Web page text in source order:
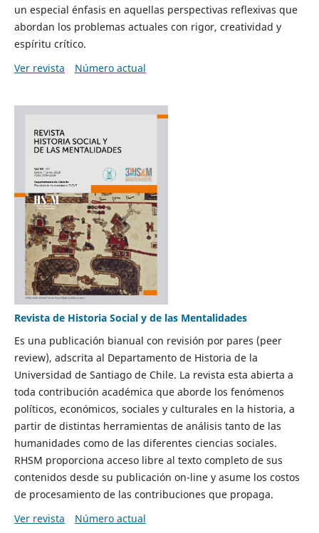
un especial énfasis en aquellas perspectivas reflexivas que
abordan los problemas actuales con rigor, creatividad y
espíritu crítico.
Ver revista
Número actual
Revista de Historia Social y de las Mentalidades
Es una publicación bianual con revisión por pares (peer
review), adscrita al Departamento de Historia de la
Universidad de Santiago de Chile. La revista esta abierta a
toda contribución académica que aborde los fenómenos
políticos, económicos, sociales y culturales en la historia, a
partir de distintas herramientas de análisis tanto de las
humanidades como de las diferentes ciencias sociales.
RHSM proporciona acceso libre al texto completo de sus
contenidos desde su publicación on-line y asume los costos
de procesamiento de las contribuciones que propaga.
Ver revista
Número actual